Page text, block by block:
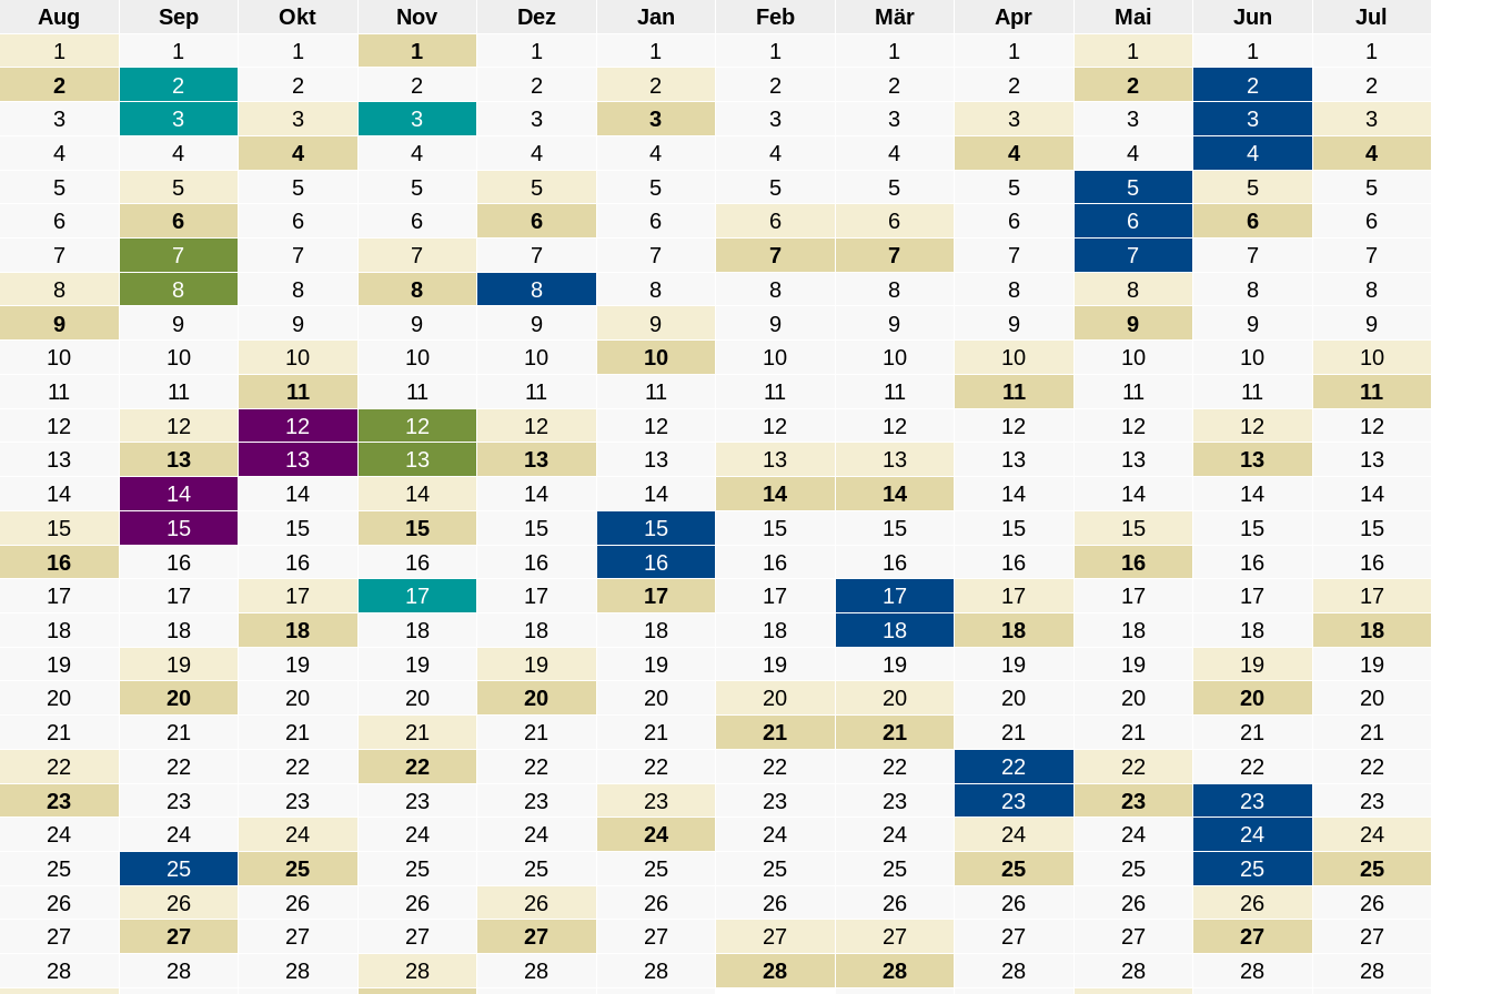
Aug
1
2
3
4
5
6
7
8
9
10
11
12
13
14
15
16
17
18
19
20
21
22
23
24
25
26
27
28
Sep
1
2
3
4
5
6
7
8
9
10
11
12
13
14
15
16
17
18
19
20
21
22
23
24
25
26
27
28
Okt
1
2
3
4
5
6
7
8
9
10
11
12
13
14
15
16
17
18
19
20
21
22
23
24
25
26
27
28
Nov
1
2
3
4
5
6
7
8
9
10
11
12
13
14
15
16
17
18
19
20
21
22
23
24
25
26
27
28
Dez
1
2
3
4
5
6
7
8
9
10
11
12
13
14
15
16
17
18
19
20
21
22
23
24
25
26
27
28
Jan
1
2
3
4
5
6
7
8
9
10
11
12
13
14
15
16
17
18
19
20
21
22
23
24
25
26
27
28
Feb
1
2
3
4
5
6
7
8
9
10
11
12
13
14
15
16
17
18
19
20
21
22
23
24
25
26
27
28
Mär
1
2
3
4
5
6
7
8
9
10
11
12
13
14
15
16
17
18
19
20
21
22
23
24
25
26
27
28
Apr
1
2
3
4
5
6
7
8
9
10
11
12
13
14
15
16
17
18
19
20
21
22
23
24
25
26
27
28
Mai
1
2
3
4
5
6
7
8
9
10
11
12
13
14
15
16
17
18
19
20
21
22
23
24
25
26
27
28
Jun
1
2
3
4
5
6
7
8
9
10
11
12
13
14
15
16
17
18
19
20
21
22
23
24
25
26
27
28
Jul
1
2
3
4
5
6
7
8
9
10
11
12
13
14
15
16
17
18
19
20
21
22
23
24
25
26
27
28